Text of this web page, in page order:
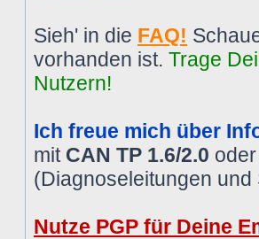
Sieh' in die FAQ!
vorhanden ist. Trage
Nutzern!
Ich freue mich über
mit CAN TP 1.6/2.0
(Diagnoseleitungen
Nutze PGP für Deine